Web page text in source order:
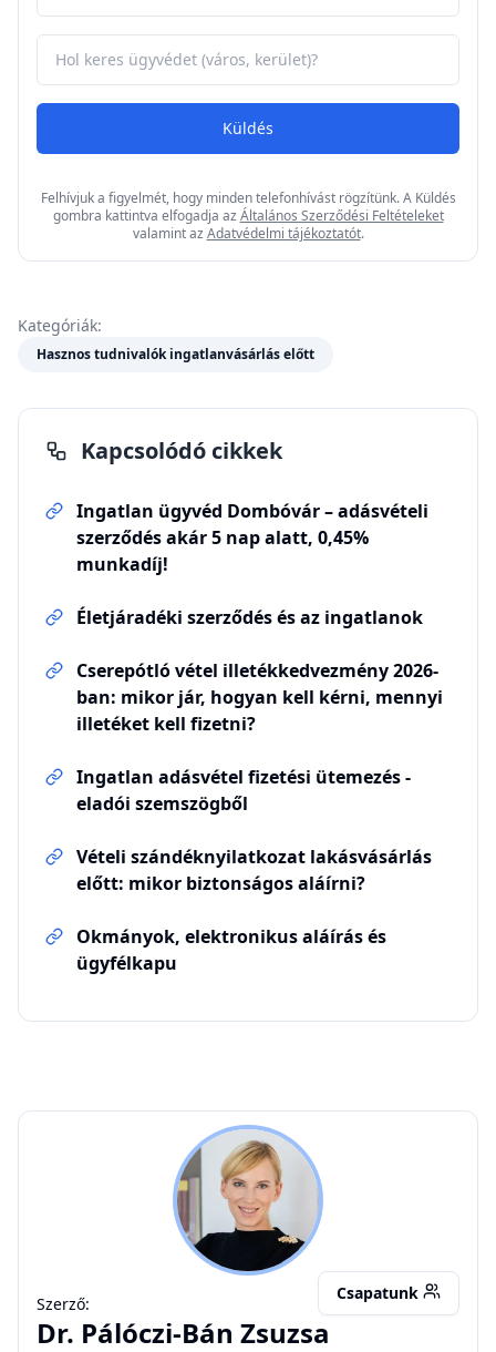
Küldés
Felhívjuk a figyelmét, hogy minden telefonhívást rögzítünk. A Küldés
gombra kattintva elfogadja az Általános Szerződési Feltételeket
valamint az Adatvédelmi tájékoztatót.
Kategóriák:
Hasznos tudnivalók ingatlanvásárlás előtt
Kapcsolódó cikkek
Ingatlan ügyvéd Dombóvár – adásvételi
szerződés akár 5 nap alatt, 0,45%
munkadíj!
Életjáradéki szerződés és az ingatlanok
Cserepótló vétel illetékkedvezmény 2026-
ban: mikor jár, hogyan kell kérni, mennyi
illetéket kell fizetni?
Ingatlan adásvétel fizetési ütemezés -
eladói szemszögből
Vételi szándéknyilatkozat lakásvásárlás
előtt: mikor biztonságos aláírni?
Okmányok, elektronikus aláírás és
ügyfélkapu
PZ
Szerző:
Csapatunk
Dr. Pálóczi-Bán Zsuzsa